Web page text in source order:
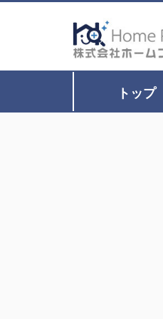
トップ